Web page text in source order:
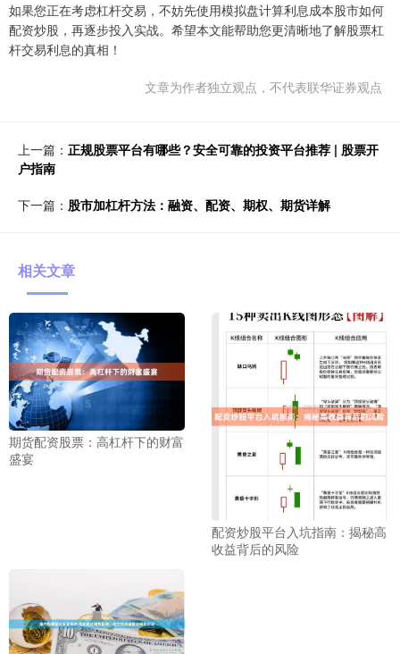
如果您正在考虑杠杆交易，不妨先使用模拟盘计算利息成本股市如何
配资炒股，再逐步投入实战。希望本文能帮助您更清晰地了解股票杠
杆交易利息的真相！
文章为作者独立观点，不代表联华证券观点
上一篇： 正规股票平台有哪些？安全可靠的投资平台推荐 | 股票开
户指南
下一篇： 股市加杠杆方法：融资、配资、期权、期货详解
相关文章
期货配资股票：高杠杆下的财富
盛宴
配资炒股平台入坑指南：揭秘高
收益背后的风险